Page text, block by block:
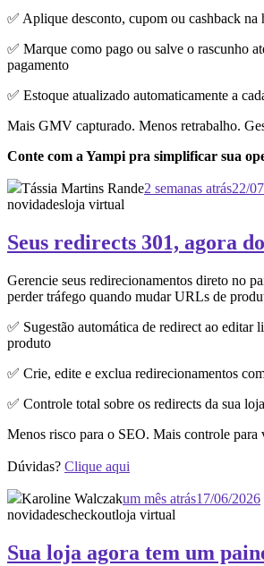
✅ Aplique desconto, cupom ou cashback na
✅ Marque como pago ou salve o rascunho
pagamento
✅ Estoque atualizado automaticamente a
Mais GMV capturado. Menos retrabalho.
Conte com a Yampi pra simplificar sua
Tássia Martins Rande2 semanas atrás22/
novidadesloja virtual
Seus redirects 301, agora
Gerencie seus redirecionamentos direto no
perder tráfego quando mudar URLs de
✅ Sugestão automática de redirect ao editar
produto
✅ Crie, edite e exclua redirecionamentos
✅ Controle total sobre os redirects da sua loja
Menos risco para o SEO. Mais controle para
Dúvidas? Clique aqui
Karoline Walczakum mês atrás17/06/2026
novidadescheckoutloja virtual
Sua loja agora tem um